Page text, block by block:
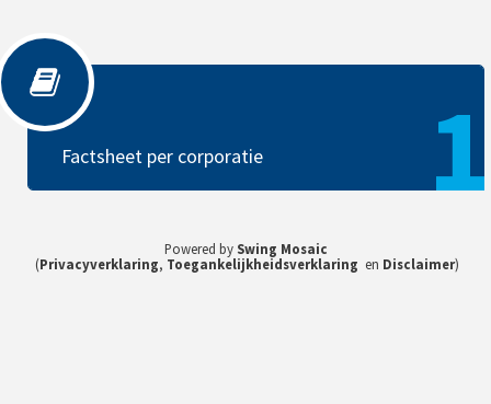
Factsheet per corporatie
Factsheet per corporatie 1
Powered by Swing Mosaic
(Privacyverklaring, Toegankelijkheidsverklaring en Disclaimer)